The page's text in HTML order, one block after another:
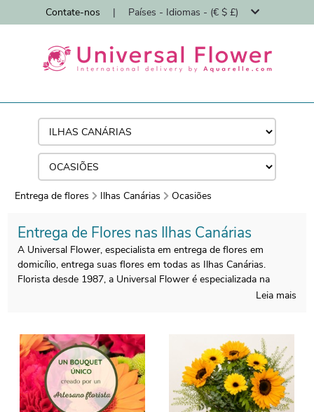
Contate-nos | Países - Idiomas - (€ $ £)
Entrega de flores Ilhas Canárias Ocasiões
Entrega de Flores nas Ilhas Canárias
A Universal Flower, especialista em entrega de flores em
domicílio, entrega suas flores em todas as Ilhas Canárias.
Florista desde 1987, a Universal Flower é especializada na
Canárias no endereço de sua escolha pela florista mais próxima
do destinatário. Encomende antes das 16h e seu buquê será
entregue no dia seguinte, incluindo feriados. Seja qual for o
evento que você está comemorando (nascimento, aniversário,
casamento, agradecimento, etc.), confie na Universal Flower
Leia mais